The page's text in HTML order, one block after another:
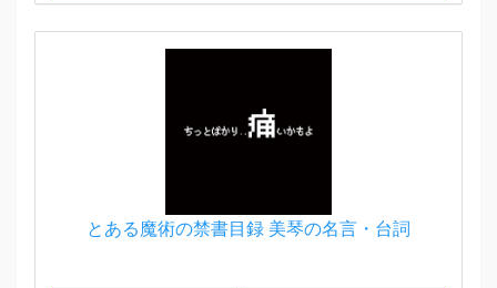
とある魔術の禁書目録 美琴の名言・台詞